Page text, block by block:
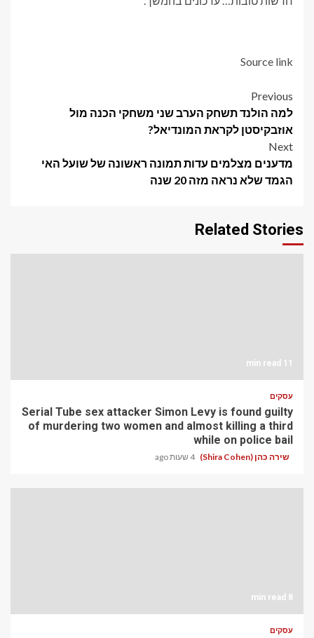
Source link
Post
navigation
Previous
למה הולנד תשחק הערב שני משחקי הכנה מול
אוזבקיסטן לקראת המונדיאל?
Next
מדענים מצלמים עדות תמונה ראשונה של שועל האי
הגמד שלא נראה מזה 20 שנה
Related Stories
11 min read
עסקים
Serial Tube sex attacker Simon Levy is found guilty
of murdering two women and almost killing a third
while on police bail
שירה כהן (Shira Cohen) 4 שעות ago
8 min read
עסקים